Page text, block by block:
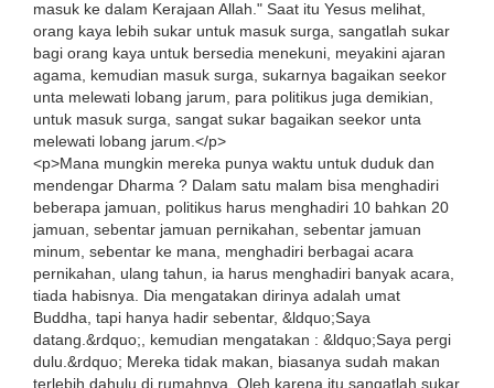
masuk ke dalam Kerajaan Allah." Saat itu Yesus melihat,
orang kaya lebih sukar untuk masuk surga, sangatlah sukar
bagi orang kaya untuk bersedia menekuni, meyakini ajaran
agama, kemudian masuk surga, sukarnya bagaikan seekor
unta melewati lobang jarum, para politikus juga demikian,
untuk masuk surga, sangat sukar bagaikan seekor unta
melewati lobang jarum.</p>
<p>Mana mungkin mereka punya waktu untuk duduk dan
mendengar Dharma ? Dalam satu malam bisa menghadiri
beberapa jamuan, politikus harus menghadiri 10 bahkan 20
jamuan, sebentar jamuan pernikahan, sebentar jamuan
minum, sebentar ke mana, menghadiri berbagai acara
pernikahan, ulang tahun, ia harus menghadiri banyak acara,
tiada habisnya. Dia mengatakan dirinya adalah umat
Buddha, tapi hanya hadir sebentar, &ldquo;Saya
datang.&rdquo;, kemudian mengatakan : &ldquo;Saya pergi
dulu.&rdquo; Mereka tidak makan, biasanya sudah makan
terlebih dahulu di rumahnya. Oleh karena itu sangatlah sukar